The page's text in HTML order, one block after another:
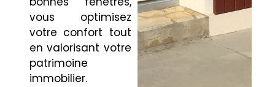
vous optimisez
votre confort tout
en valorisant votre
patrimoine
immobilier.